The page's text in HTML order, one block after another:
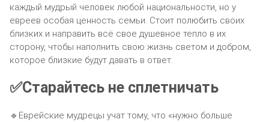
каждый мудрый человек любой национальности, но у
евреев особая ценность семьи. Стоит полюбить своих
близких и направить всё свое душевное тепло в их
сторону, чтобы наполнить свою жизнь светом и добром,
которое близкие будут давать в ответ.
✅Старайтесь не сплетничать
🔹Еврейские мудрецы учат тому, что «нужно больше